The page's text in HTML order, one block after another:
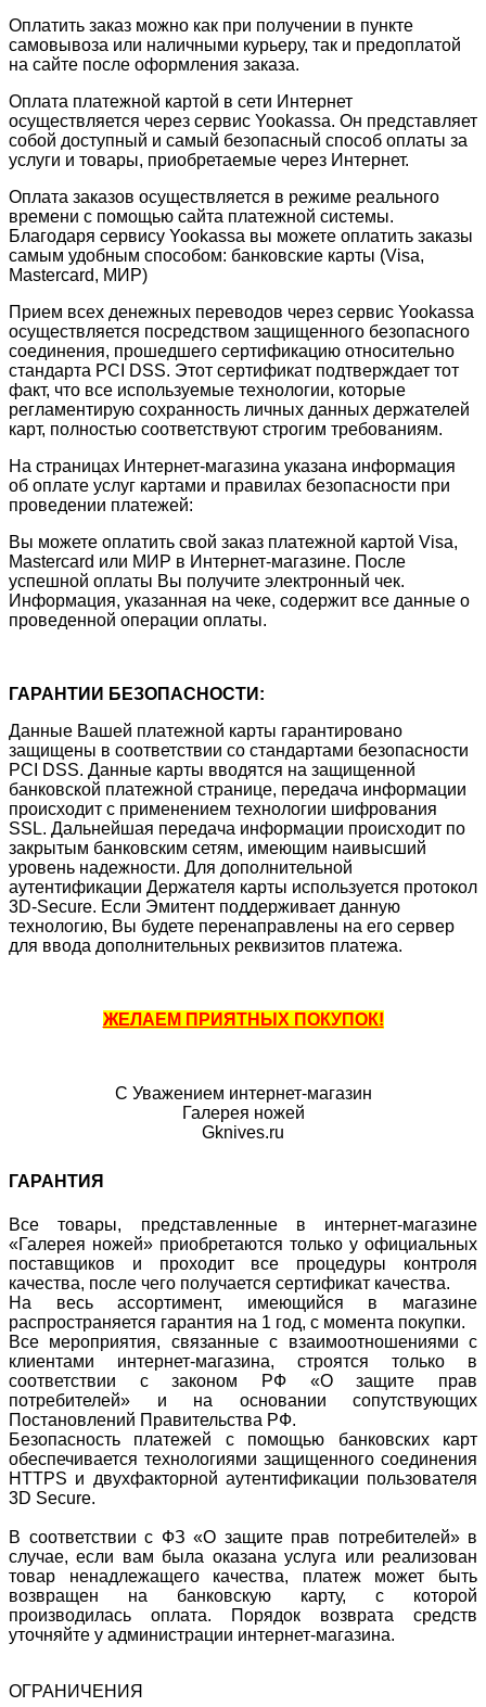
Оплатить заказ можно как при получении в пункте
самовывоза или наличными курьеру, так и предоплатой
на сайте после оформления заказа.
Оплата платежной картой в сети Интернет
осуществляется через сервис Yookassa. Он представляет
собой доступный и самый безопасный способ оплаты за
услуги и товары, приобретаемые через Интернет.
Оплата заказов осуществляется в режиме реального
времени с помощью сайта платежной системы.
Благодаря сервису Yookassa вы можете оплатить заказы
самым удобным способом: банковские карты (Visa,
Mastercard, МИР)
Прием всех денежных переводов через сервис Yookassa
осуществляется посредством защищенного безопасного
соединения, прошедшего сертификацию относительно
стандарта PCI DSS. Этот сертификат подтверждает тот
факт, что все используемые технологии, которые
регламентирую сохранность личных данных держателей
карт, полностью соответствуют строгим требованиям.
На страницах Интернет-магазина указана информация
об оплате услуг картами и правилах безопасности при
проведении платежей:
Вы можете оплатить свой заказ платежной картой Visa,
Mastercard или МИР в Интернет-магазине. После
успешной оплаты Вы получите электронный чек.
Информация, указанная на чеке, содержит все данные о
проведенной операции оплаты.
ГАРАНТИИ БЕЗОПАСНОСТИ:
Данные Вашей платежной карты гарантировано
защищены в соответствии со стандартами безопасности
PCI DSS. Данные карты вводятся на защищенной
банковской платежной странице, передача информации
происходит с применением технологии шифрования
SSL. Дальнейшая передача информации происходит по
закрытым банковским сетям, имеющим наивысший
уровень надежности. Для дополнительной
аутентификации Держателя карты используется протокол
3D-Secure. Если Эмитент поддерживает данную
технологию, Вы будете перенаправлены на его сервер
для ввода дополнительных реквизитов платежа.
ЖЕЛАЕМ ПРИЯТНЫХ ПОКУПОК!
С Уважением интернет-магазин
Галерея ножей
Gknives.ru
ГАРАНТИЯ
Все товары, представленные в интернет-магазине
«Галерея ножей» приобретаются только у официальных
поставщиков и проходит все процедуры контроля
качества, после чего получается сертификат качества.
На весь ассортимент, имеющийся в магазине
распространяется гарантия на 1 год, с момента покупки.
Все мероприятия, связанные с взаимоотношениями с
клиентами интернет-магазина, строятся только в
соответствии с законом РФ «О защите прав
потребителей» и на основании сопутствующих
Постановлений Правительства РФ.
Безопасность платежей с помощью банковских карт
обеспечивается технологиями защищенного соединения
HTTPS и двухфакторной аутентификации пользователя
3D Secure.
В соответствии с ФЗ «О защите прав потребителей» в
случае, если вам была оказана услуга или реализован
товар ненадлежащего качества, платеж может быть
возвращен на банковскую карту, с которой
производилась оплата. Порядок возврата средств
уточняйте у администрации интернет-магазина.
ОГРАНИЧЕНИЯ